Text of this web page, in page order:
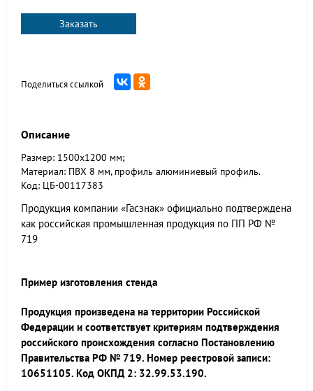
Заказать
Поделиться ссылкой
Описание
Размер: 1500х1200 мм;
Материал: ПВХ 8 мм, профиль алюминиевый профиль.
Код: ЦБ-00117383
Продукция компании «Гасзнак» официально подтверждена
как российская промышленная продукция по ПП РФ №
719
Пример изготовления стенда
Продукция произведена на территории Российской
Федерации и соответствует критериям подтверждения
российского происхождения согласно Постановлению
Правительства РФ № 719. Номер реестровой записи:
10651105. Код ОКПД 2: 32.99.53.190.